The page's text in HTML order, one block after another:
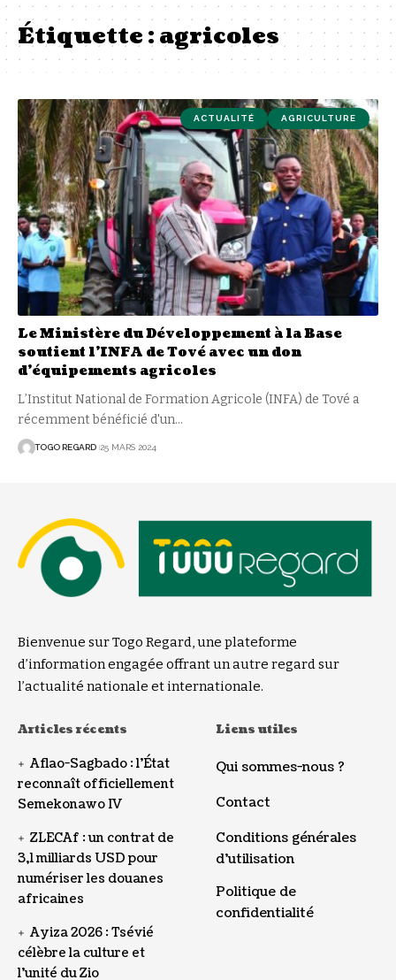
Étiquette :agricoles
ACTUALITÉ AGRICULTURE
Le Ministère du Développement à la Base
soutient l’INFA de Tové avec un don
d’équipements agricoles
L’Institut National de Formation Agricole (INFA) de Tové a
récemment bénéficié d'un…
TOGO REGARD 25 MARS 2024
Bienvenue sur Togo Regard, une plateforme
d’information engagée offrant un autre regard sur
l’actualité nationale et internationale.
Articles récents
Aflao-Sagbado : l’État
reconnaît officiellement
Semekonawo IV
ZLECAf : un contrat de
3,1 milliards USD pour
numériser les douanes
africaines
Ayiza 2026 : Tsévié
célèbre la culture et
l’unité du Zio
Liens utiles
Qui sommes-nous ?
Contact
Conditions générales
d’utilisation
Politique de
confidentialité